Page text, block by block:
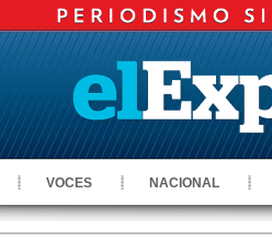
VOCES NACIONAL